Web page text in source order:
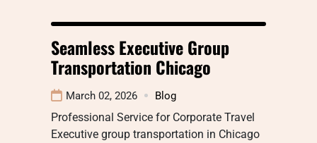
Seamless Executive Group
Transportation Chicago
March 02, 2026 Blog
Professional Service for Corporate Travel
Executive group transportation in Chicago